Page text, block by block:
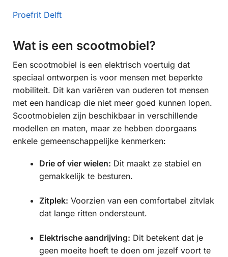
Proefrit Delft
Wat is een scootmobiel?
Een scootmobiel is een elektrisch voertuig dat
speciaal ontworpen is voor mensen met beperkte
mobiliteit. Dit kan variëren van ouderen tot mensen
met een handicap die niet meer goed kunnen lopen.
Scootmobielen zijn beschikbaar in verschillende
modellen en maten, maar ze hebben doorgaans
enkele gemeenschappelijke kenmerken:
Drie of vier wielen: Dit maakt ze stabiel en
gemakkelijk te besturen.
Zitplek: Voorzien van een comfortabel zitvlak
dat lange ritten ondersteunt.
Elektrische aandrijving: Dit betekent dat je
geen moeite hoeft te doen om jezelf voort te